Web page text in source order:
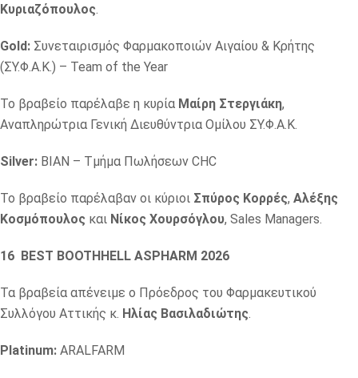
Κυριαζόπουλος
Gold: Συνεταιρισμός Φαρμακοποιών Αιγαίου & Κρήτης
(ΣΥ.Φ.Α.Κ.) – Team of the Year
Το βραβείο παρέλαβε η κυρία Μαίρη Στεργιάκη,
Αναπληρώτρια Γενική Διευθύντρια Ομίλου ΣΥ.Φ.Α.Κ.
Silver: ΒΙΑΝ – Τμήμα Πωλήσεων CHC
Το βραβείο παρέλαβαν οι κύριοι Σπύρος Κορρές, Αλέξης
Κοσμόπουλος και Νίκος Χουρσόγλου, Sales Managers.
16 BEST BOOTHHELL ASPHARM 2026
Τα βραβεία απένειμε o Πρόεδρος του Φαρμακευτικού
Συλλόγου Αττικής κ. Ηλίας Βασιλαδιώτης
Platinum: ARALFARM